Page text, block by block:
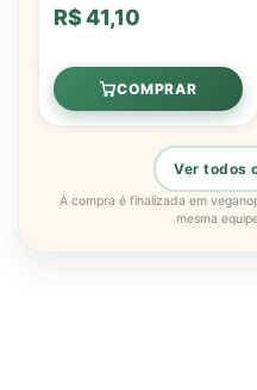
R$ 41,10
COMPRAR
Ver todos
A compra é finalizada em
mesma